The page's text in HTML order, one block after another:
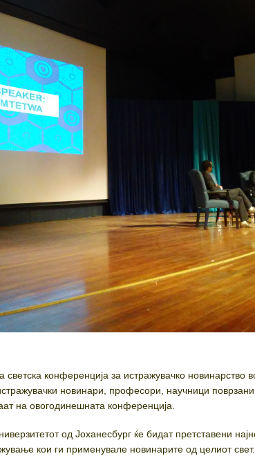
светска конференција за истражувачко новинарство
новинари, професори, научници поврзани
на овогодинешната конференција.
од Јоханесбург ќе бидат претставени
кои ги применувале новинарите од целиот свет.